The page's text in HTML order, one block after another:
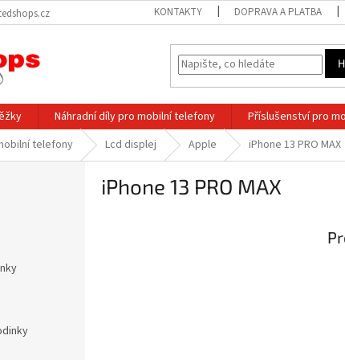
KONTAKTY DOPRAVA A PLATBA
Náhradní díly pro mobilní telefony Příslušenství pro
telefony Lcd displej Apple iPhone 13 PRO MAX
iPhone 13 PRO MAX